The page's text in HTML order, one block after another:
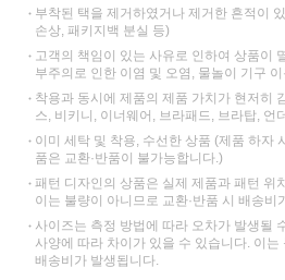
부착된 택을 제거하였거나 제거한 흔적이
손상, 패키지백 분실 등)
고객의 책임이 있는 사유로 인하여 상품이
부주의로 인한 이염 및 오염, 물놀이 기구
착용과 동시에 제품의 제품 가치가 현저히
스, 비키니, 이너웨어, 브라패드, 브라탑, 언
이미 세탁 및 착용, 수선한 상품 (제품 하자
품은 교환·반품이 불가능합니다.)
패턴 디자인의 상품은 실제 제품과 패턴 위
이는 불량이 아니므로 교환·반품 시 배송비
사이즈는 측정 방법에 따라 오차가 발생될
사양에 따라 차이가 있을 수 있습니다. 이는
배송비가 발생됩니다.